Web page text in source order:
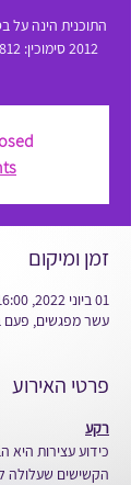
התוכנית הינה על
זמן ומיקום
01 ביוני 2022, 16:00 – 01 באוג׳ 2022, 19:00
עשר מפגשים, פעם
פרטי האירוע
רקע
כידוע עצירות היא
הקשישים שעלולה